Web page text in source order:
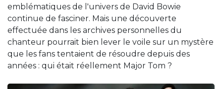
emblématiques de l'univers de David Bowie
continue de fasciner. Mais une découverte
effectuée dans les archives personnelles du
chanteur pourrait bien lever le voile sur un mystère
que les fans tentaient de résoudre depuis des
années : qui était réellement Major Tom ?